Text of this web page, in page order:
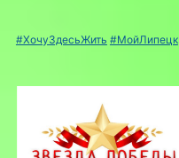
#ХочуЗдесьЖить #МойЛипецк